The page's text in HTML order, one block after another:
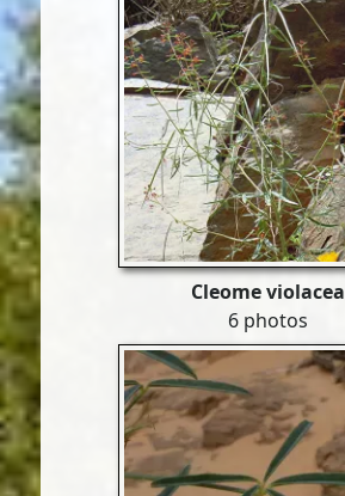
Cleome violacea
6 photos